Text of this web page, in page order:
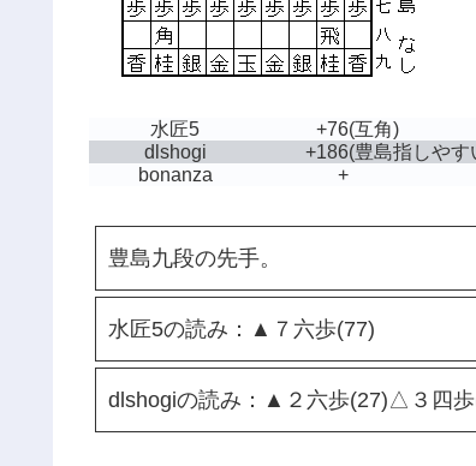
水匠5 +76(互角)
dlshogi
+186(豊島指しやす
bonanza
+
豊島九段の先手。
水匠5の読み：▲７六歩(77)
dlshogiの読み：▲２六歩(27)△３四